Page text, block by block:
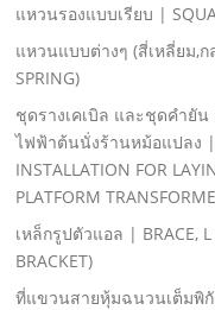
แหวนรองแบบเรียบ |
แหวนแบบต่างๆ (สี่เหลี่ยม,ก
SPRING)
ชุดรางเคเบิล และชุดคํายั
ไฟฟ้าต้นนั่งร้านหม้อแปลง |
INSTALLATION FOR
PLATFORM
เหล็กรูปตัวแอล | BRACE, L
BRACKET)
ที่แขวนสายหุ้มฉนวนเต็มพิกั